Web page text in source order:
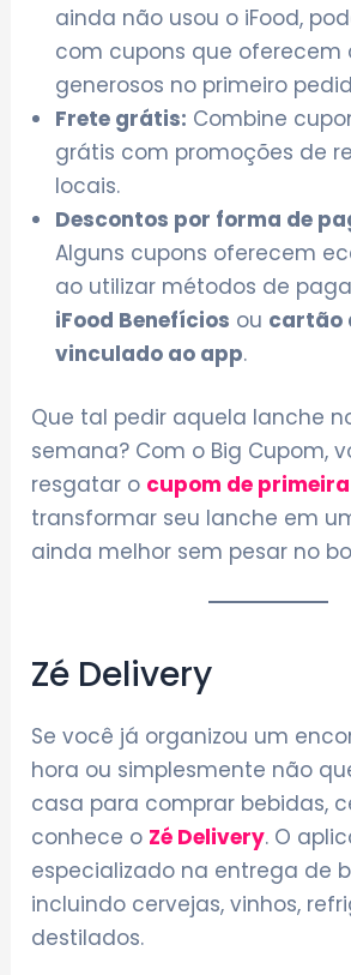
ainda não usou o iFood,
com cupons que oferecem
generosos no primeiro
Frete grátis: Combine
grátis com promoções de
locais.
Descontos por forma de
Alguns cupons oferecem
ao utilizar métodos de
iFood Benefícios ou cartão
vinculado ao app.
Que tal pedir aquela lanche
semana? Com o Big Cupom,
resgatar o cupom de
transformar seu lanche em
ainda melhor sem pesar no
Zé Delivery
Se você já organizou um
hora ou simplesmente não
casa para comprar bebidas,
conhece o Zé Delivery. O
especializado na entrega de
incluindo cervejas, vinhos,
destilados.